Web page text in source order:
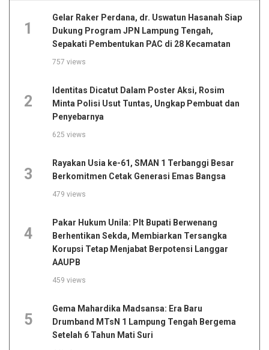
1
Gelar Raker Perdana, dr. Uswatun Hasanah Siap
Dukung Program JPN Lampung Tengah,
Sepakati Pembentukan PAC di 28 Kecamatan
757 views
2
Identitas Dicatut Dalam Poster Aksi, Rosim
Minta Polisi Usut Tuntas, Ungkap Pembuat dan
Penyebarnya
625 views
3
Rayakan Usia ke-61, SMAN 1 Terbanggi Besar
Berkomitmen Cetak Generasi Emas Bangsa
479 views
4
Pakar Hukum Unila: Plt Bupati Berwenang
Berhentikan Sekda, Membiarkan Tersangka
Korupsi Tetap Menjabat Berpotensi Langgar
AAUPB
459 views
5
Gema Mahardika Madsansa: Era Baru
Drumband MTsN 1 Lampung Tengah Bergema
Setelah 6 Tahun Mati Suri